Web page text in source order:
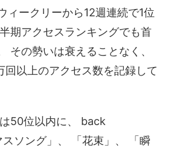
ィークリーから12週連続で1位
期アクセスランキングでも首
その勢いは衰えることなく、
以上のアクセス数を記録して
50位以内に、 back
ソング」、 「花束」、 「瞬